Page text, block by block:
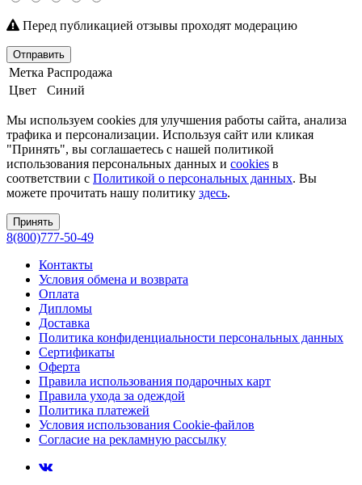
Перед публикацией отзывы проходят модерацию
Отправить
Метка Распродажа
Цвет
Синий
Мы используем cookies для улучшения работы сайта, анализа
трафика и персонализации. Используя сайт или кликая
"Принять", вы соглашаетесь с нашей политикой
использования персональных данных и cookies в
соответствии с Политикой о персональных данных. Вы
можете прочитать нашу политику здесь.
Принять
8(800)777-50-49
Контакты
Условия обмена и возврата
Оплата
Дипломы
Доставка
Политика конфиденциальности персональных данных
Сертификаты
Оферта
Правила использования подарочных карт
Правила ухода за одеждой
Политика платежей
Условия использования Cookie-файлов
Согласие на рекламную рассылку